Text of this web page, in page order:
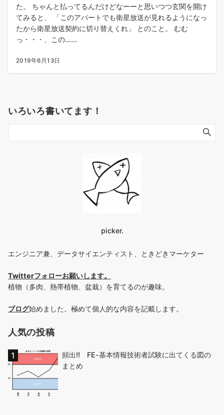
た。 ちゃんと払ってるんだけどなーーと思いつつ玄関を開け
てみると、 「このアパートでも衛星放送が見れるようになっ
たから衛星放送契約に切り替えくれ」 とのこと。 むむ
っ・・・、この......
2019年6月13日
いろいろ書いてます！
picker.
エンジニア兼、データサイエンティスト、ときどきマーケター
Twitterフォローお願いします。
植物（多肉、熱帯植物、盆栽）を育てるのが趣味。
ブログ始めました。極めて個人的な内容を記載します。
人気の投稿
頻出!! FE-基本情報技術者試験に出てくる図の
まとめ